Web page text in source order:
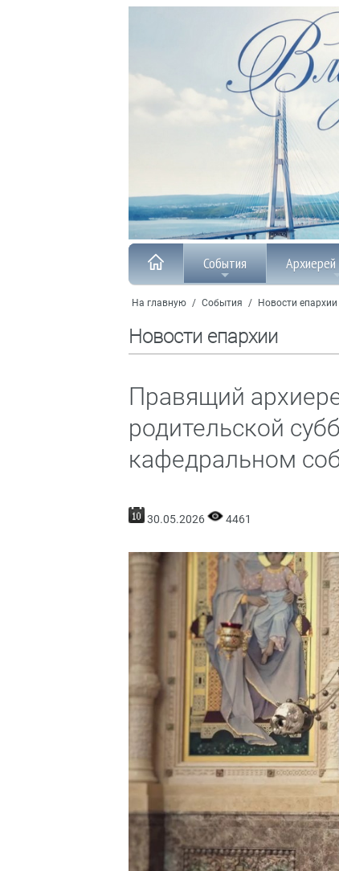
События Архиерей
На главную / События / Новости епархии
Новости епархии
Правящий
родительской
кафедральном
30.05.2026 4461